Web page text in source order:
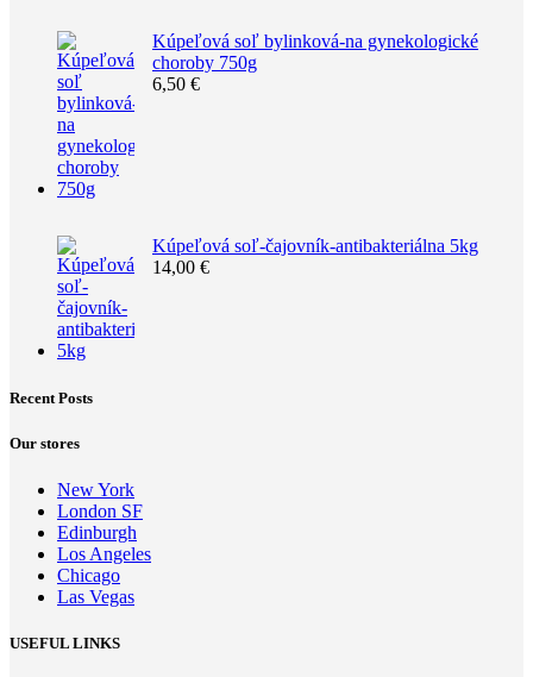
Kúpeľová soľ bylinková-na gynekologické
choroby 750g
6,50 €
Kúpeľová soľ-čajovník-antibakteriálna 5kg
14,00 €
Recent Posts
Our stores
New York
London SF
Edinburgh
Los Angeles
Chicago
Las Vegas
USEFUL LINKS